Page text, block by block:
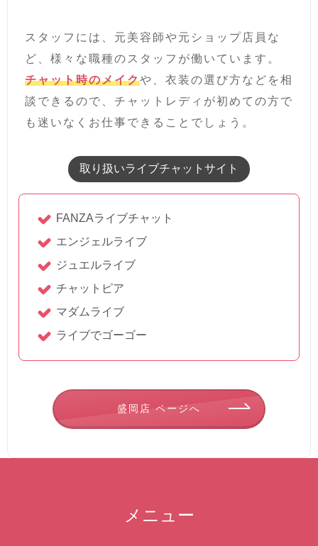
スタッフには、元美容師や元ショップ店員な
ど、様々な職種のスタッフが働いています。
チャット時のメイクや、衣装の選び方などを相
談できるので、チャットレディが初めての方で
も迷いなくお仕事できることでしょう。
取り扱いライブチャットサイト
FANZAライブチャット
エンジェルライブ
ジュエルライブ
チャットピア
マダムライブ
ライブでゴーゴー
盛岡店 ページへ
メニュー